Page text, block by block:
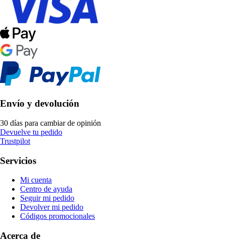
Envío y devolución
30 días para cambiar de opinión
Devuelve tu pedido
Trustpilot
Servicios
Mi cuenta
Centro de ayuda
Seguir mi pedido
Devolver mi pedido
Códigos promocionales
Acerca de